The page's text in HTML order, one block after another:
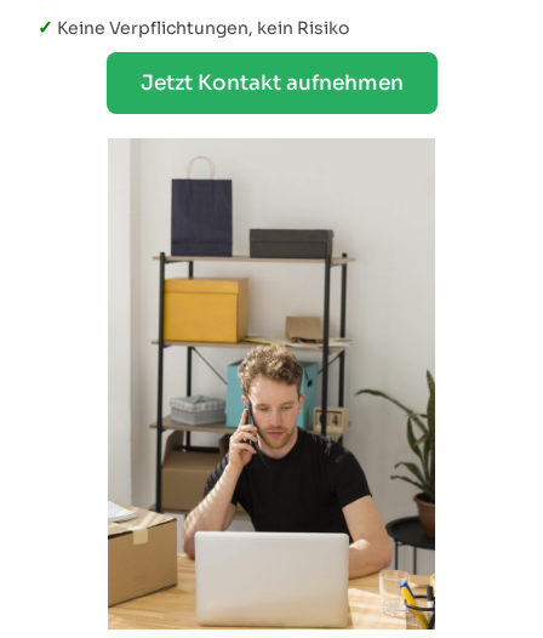
✓ Keine Verpflichtungen, kein Risiko
Jetzt Kontakt aufnehmen